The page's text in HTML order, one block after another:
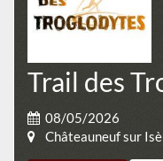
Trail des
08/05/2026
Châteauneuf sur